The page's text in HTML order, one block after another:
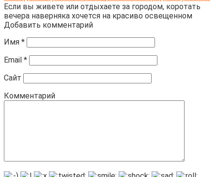
Если вы живете или отдыхаете за городом, коротать
вечера наверняка хочется на красиво освещенном
Добавить комментарий
Имя *
Email *
Сайт
Комментарий